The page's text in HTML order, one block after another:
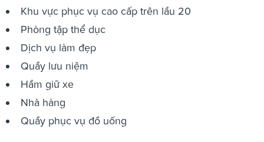
Khu vực phục vụ cao cấp trên lầu 20
Phòng tập thể dục
Dịch vụ làm đẹp
Quầy lưu niệm
Hầm giữ xe
Nhà hàng
Quầy phục vụ đồ uống